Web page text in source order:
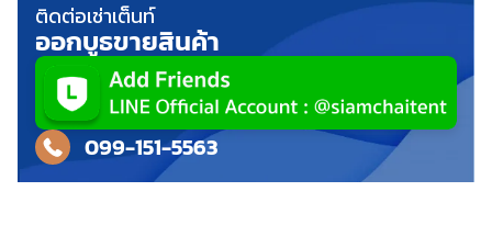
ติดต่อเช่าเต็นท์
ออกบูธขายสินค้า
099-151-5563